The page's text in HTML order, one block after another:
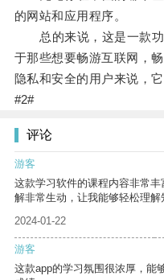
的网站和应用程序。
总的来说，这是一款功
于那些想要畅游互联网，
隐私和安全的用户来说，
#2#
评论
游客
这款学习软件的课程内容非常
解非常生动，让我能够轻松理解
2024-01-22
游客
这款app的学习氛围很浓厚，能